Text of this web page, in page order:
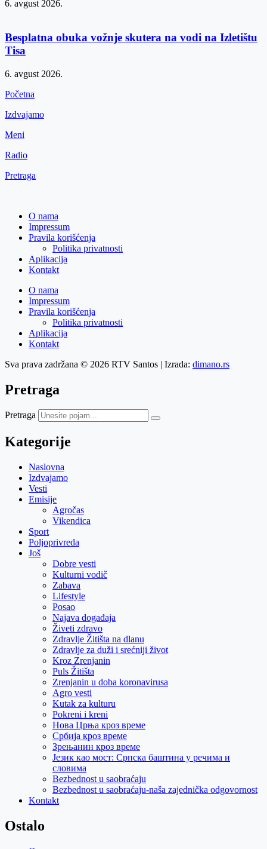
6. avgust 2026.
Besplatna obuka vožnje skutera na vodi na Izletištu
Tisa
6. avgust 2026.
Početna
Izdvajamo
Meni
Radio
Pretraga
O nama
Impressum
Pravila korišćenja
Politika privatnosti
Aplikacija
Kontakt
O nama
Impressum
Pravila korišćenja
Politika privatnosti
Aplikacija
Kontakt
Sva prava zadržana © 2026 RTV Santos | Izrada: dimano.rs
Pretraga
Pretraga
Kategorije
Naslovna
Izdvajamo
Vesti
Emisije
Agročas
Vikendica
Sport
Poljoprivreda
Još
Dobre vesti
Kulturni vodič
Zabava
Lifestyle
Posao
Najava događaja
Živeti zdravo
Zdravlje Žitišta na dlanu
Zdravlje za duži i srećniji život
Kroz Zrenjanin
Puls Žitišta
Zrenjanin u doba koronavirusa
Agro vesti
Kutak za kulturu
Pokreni i kreni
Нова Црња кроз време
Србија кроз време
Зрењанин кроз време
Језик као мост: Српска баштина у речима и
словима
Bezbednost u saobraćaju
Bezbednost u saobraćaju-naša zajednička odgovornost
Kontakt
Ostalo